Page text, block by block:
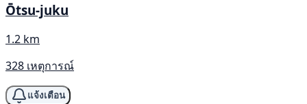
Ōtsu-juku
1.2 km
328 เหตุการณ์
แจ้งเตือน